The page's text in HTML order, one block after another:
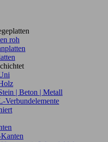
roh
| Beton | Metall
Verbundelemente